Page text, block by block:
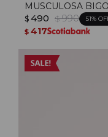
MUSCULOSA
$ 490 $ 990 51
$ 417